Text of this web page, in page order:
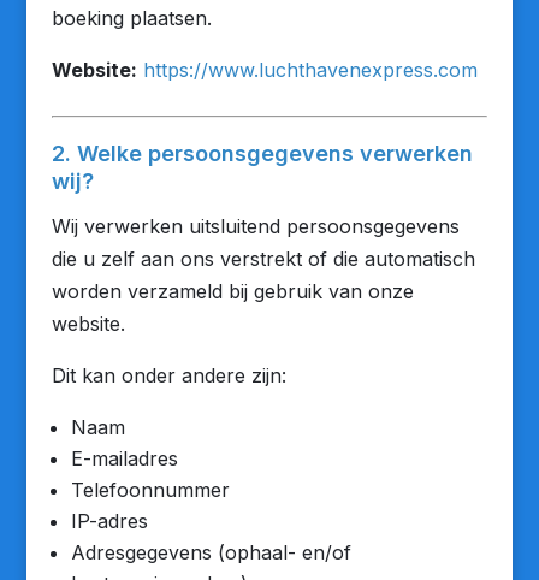
boeking plaatsen.
Website: https://www.luchthavenexpress.com
2. Welke persoonsgegevens verwerken
wij?
Wij verwerken uitsluitend persoonsgegevens
die u zelf aan ons verstrekt of die automatisch
worden verzameld bij gebruik van onze
website.
Dit kan onder andere zijn:
Naam
E-mailadres
Telefoonnummer
IP-adres
Adresgegevens (ophaal- en/of